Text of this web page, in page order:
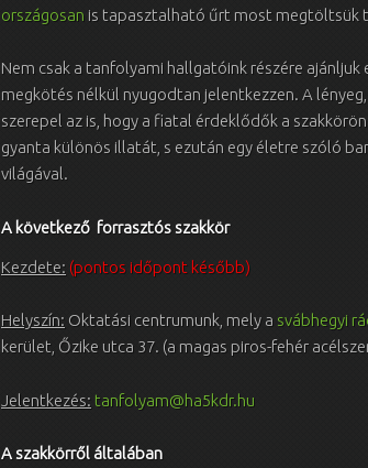
országosan is tapasztalható űrt most megtöltsük
Nem csak a tanfolyami hallgatóink részére
megkötés nélkül nyugodtan jelentkezzen. A
szerepel az is, hogy a fiatal érdeklődők a
gyanta különös illatát, s ezután egy életre szóló
világával.
A következő forrasztós szakkör
Kezdete: (pontos időpont később)
Helyszín: Oktatási centrumunk, mely a svábhegyi
kerület, Őzike utca 37. (a magas piros-fehér
Jelentkezés: tanfolyam@ha5kdr.hu
A szakkörről általában